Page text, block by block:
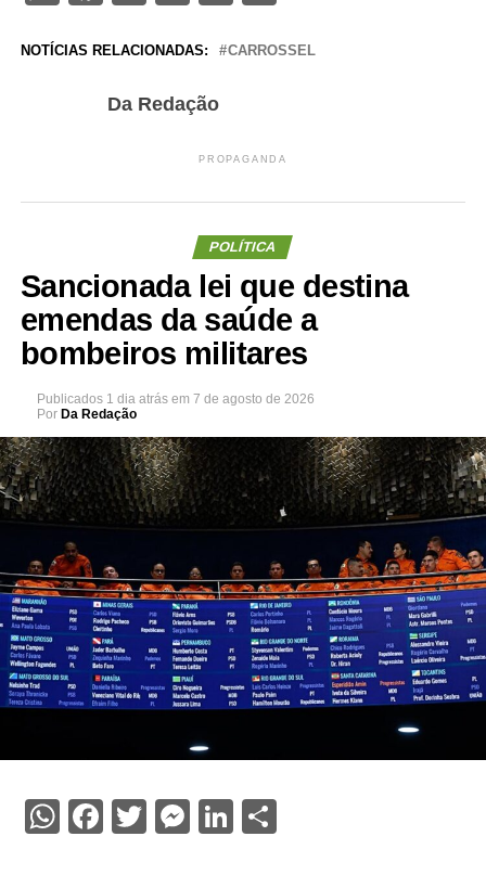
NOTÍCIAS RELACIONADAS: CARROSSEL
Da Redação
PROPAGANDA
POLÍTICA
Sancionada lei que destina
emendas da saúde a
bombeiros militares
Publicados 1 dia atrás em 7 de agosto de 2026
Por Da Redação
WhatsApp
Facebook
TwitterMessenger
LinkedIn